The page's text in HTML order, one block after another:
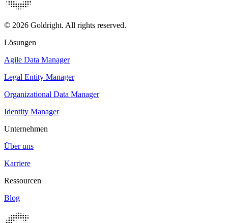
© 2026 Goldright. All rights reserved.
Lösungen
Agile Data Manager
Legal Entity Manager
Organizational Data Manager
Identity Manager
Unternehmen
Über uns
Karriere
Ressourcen
Blog